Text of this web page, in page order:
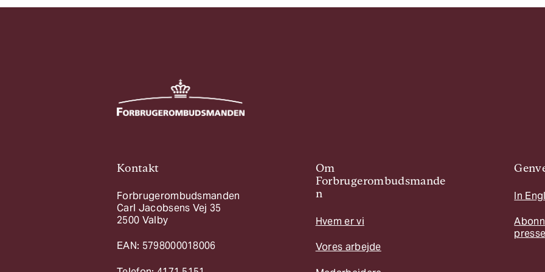
Kontakt
Forbrugerombudsmanden
Carl Jacobsens Vej 35
2500 Valby
EAN: 5798000018006
Om
Forbrugerombudsmande
n
Hvem er vi
Vores arbejde
In